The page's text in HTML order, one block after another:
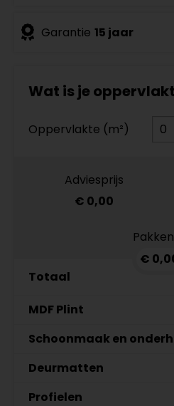
Garantie 15 jaar
Wat is je
Oppervlakte (m²)
Adviesprijs
€ 0,00
Pakken
€
Totaal
MDF Plint
7 cm
MDF plinten 7 cm
RAL9010 gelakt
9 cm
MDF plinten 9 cm
12 cm
Schoonmaak en
Co-Pro Schoonmaak
€ 19,95 p/st
Deurmatten
Gelasta Xtreme
Profielen